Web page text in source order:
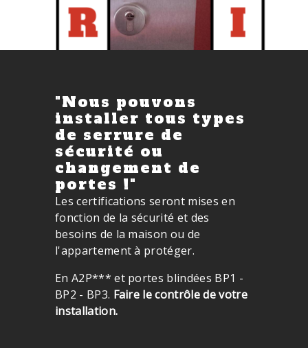
"Nous pouvons
installer tous types
de serrure de
sécurité ou
changement de
portes !"
Les certifications seront mises en
fonction de la sécurité et des
besoins de la maison ou de
l'appartement à protéger.
En A2P*** et portes blindées BP1 -
BP2 - BP3. Faire le contrôle de votre
installation.